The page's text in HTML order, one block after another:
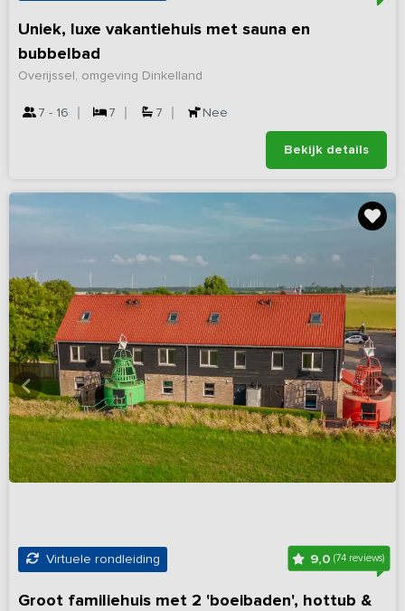
Uniek, luxe vakantiehuis met sauna en
bubbelbad
Overijssel, omgeving Dinkelland
7 - 16 7 7 Nee
Bekijk details
Virtuele rondleiding 9,0(74 reviews)
Groot familiehuis met 2 'boeibaden', hottub &